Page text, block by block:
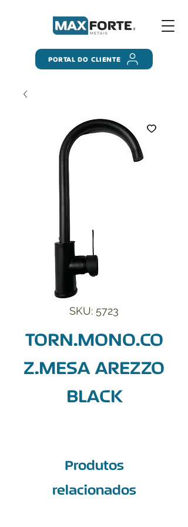
PORTAL DO CLIENTE
SKU: 5723
TORN.MONO.CO
Z.MESA AREZZO
BLACK
Produtos
relacionados